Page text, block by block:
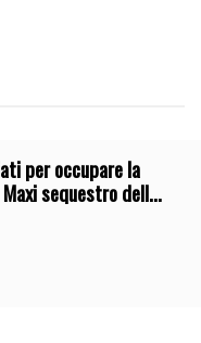
per occupare la
sequestro della